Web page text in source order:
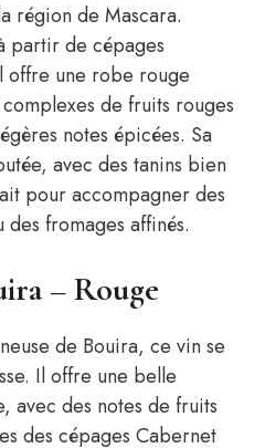
région de Mascara.
partir de cépages
offre une robe rouge
de fruits rouges
notes épicées. Sa
avec des tanins bien
pour accompagner des
fromages affinés.
– Rouge
de Bouira, ce vin se
Il offre une belle
avec des notes de fruits
des cépages Cabernet